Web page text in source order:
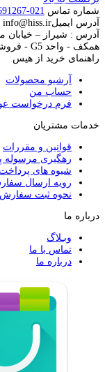
شماره تماس 021-91691267
آدرس ایمیلinfo@hiss.ir
آدرس : شیراز –
همکف - واحد G5 - فروشگاه اکلیل
راهنمای خرید از هیس
آرشیو محصولات
حساب من
فرم درخواست
خدمات مشتریان
قوانین و مقررات
رهگیری مرسوله
شیوه های پرداخت
رویه ارسال
نحوه ثبت سفارش
درباره ما
وبـلاگ
تماس با ما
درباره ما